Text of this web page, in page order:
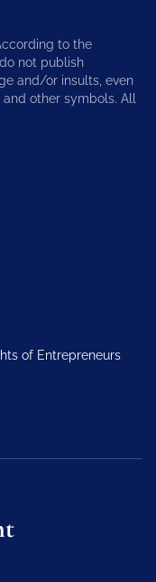
to the
not publish
and/or insults, even
other symbols. All
of Entrepreneurs